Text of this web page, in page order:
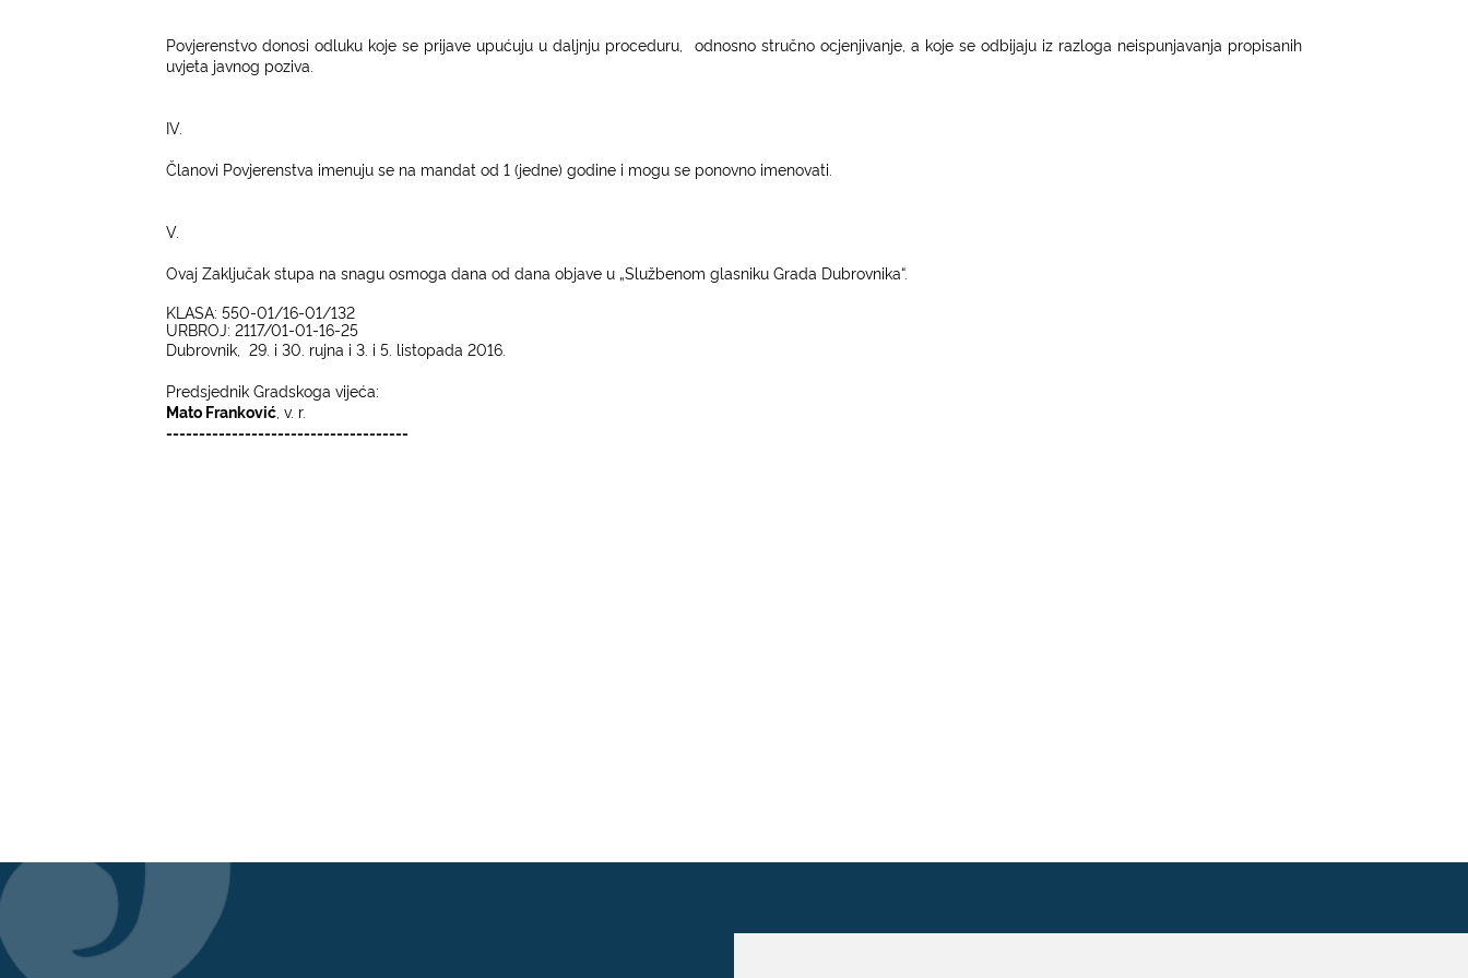
Povjerenstvo donosi odluku koje se prijave upućuju u daljnju proceduru,
odnosno stručno ocjenjivanje, a koje se odbijaju iz razloga neispunjavanja propisanih
uvjeta javnog poziva.
IV.
Članovi Povjerenstva imenuju se na mandat od 1 (jedne) godine i mogu se ponovno imenovati.
V.
Ovaj Zaključak stupa na snagu osmoga dana od dana objave u „Službenom glasniku Grada Dubrovnika“.
KLASA: 550-01/16-01/132
URBROJ: 2117/01-01-16-25
Dubrovnik,
29. i 30. rujna i 3. i 5. listopada 2016.
Predsjednik Gradskoga vijeća:
Mato Franković , v. r.
-------------------------------------